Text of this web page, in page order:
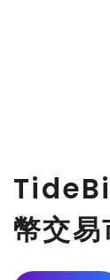
幣交